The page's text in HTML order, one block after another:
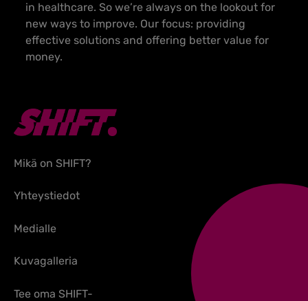
in healthcare. So we’re always on the lookout for
new ways to improve. Our focus: providing
effective solutions and offering better value for
money.
Mikä on SHIFT?
Yhteystiedot
Medialle
Kuvagalleria
Tee oma SHIFT-